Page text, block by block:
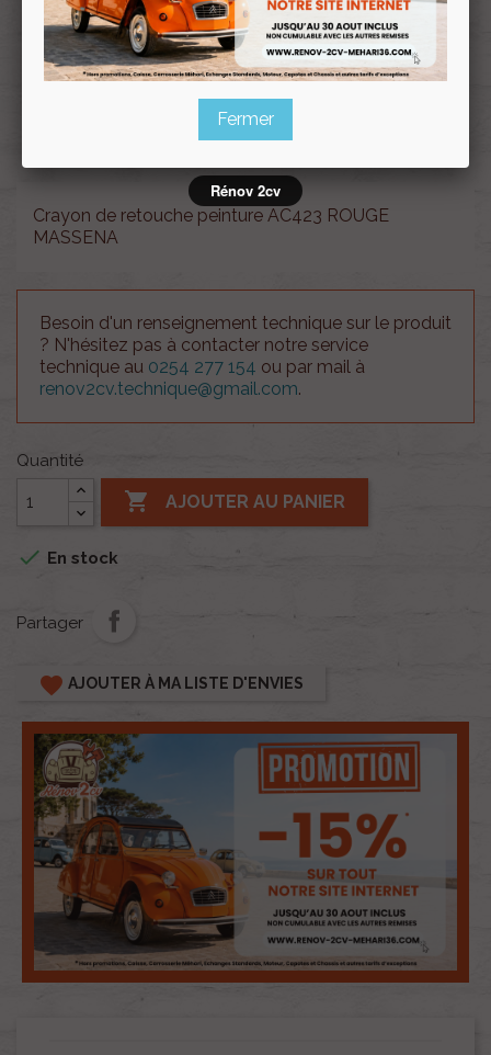
Profitez de prix remisés
avec la Carte clubRenov 2cv
Souscrire
Crayon de retouche peinture AC423 ROUGE
MASSENA
Besoin d'un renseignement technique sur le produit
? N'hésitez pas à contacter notre service
technique au 0254 277 154 ou par mail à
renov2cv.technique@gmail.com.
Quantité
 AJOUTER AU PANIER
 En stock
Partager
favorite AJOUTER À MA LISTE D'ENVIES
Fermer
Rénov 2cv